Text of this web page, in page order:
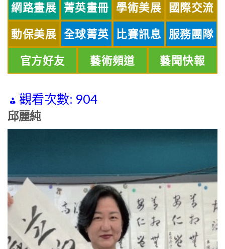
網路畫展 菁英畫冊 學術美展 國際交流
動保美展 全球菁英 比賽訊息 服務團隊
官方好友 藝術頻道 藝聞快報
觀看次數: 904
邱麗純